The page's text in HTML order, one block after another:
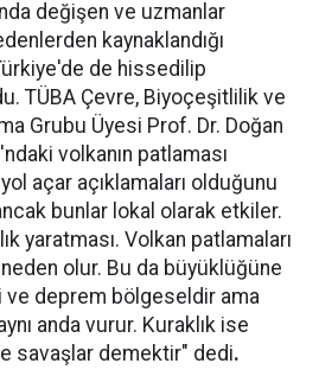
değişen ve uzmanlar
kaynaklandığı
de hissedilip
TÜBA Çevre, Biyoçeşitlilik ve
Grubu Üyesi Prof. Dr. Doğan
volkanın patlaması
açar açıklamaları olduğunu
bunlar lokal olarak etkiler.
yaratması. Volkan patlamaları
olur. Bu da büyüklüğüne
ve deprem bölgeseldir ama
anda vurur. Kuraklık ise
savaşlar demektir" dedi.